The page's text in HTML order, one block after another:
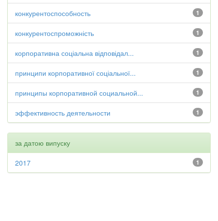
1
конкурентоспособность
1
конкурентоспроможність
1
корпоративна соціальна відповідал...
1
принципи корпоративної соціальної...
1
принципы корпоративной социальной...
1
эффективность деятельности
за датою випуску
1
2017